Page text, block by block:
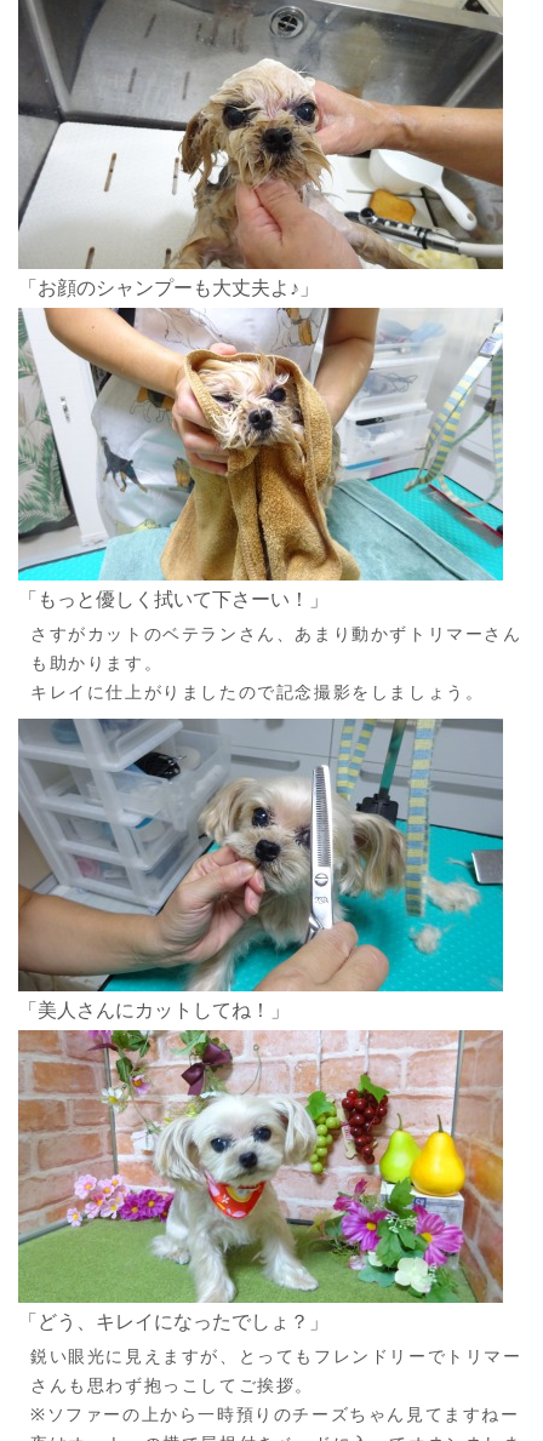
「お顔のシャンプーも大丈夫よ♪」
「もっと優しく拭いて下さーい！」
さすがカットのベテランさん、あまり動かずトリマーさん
も助かります。
キレイに仕上がりましたので記念撮影をしましょう。
「美人さんにカットしてね！」
「どう、キレイになったでしょ？」
鋭い眼光に見えますが、とってもフレンドリーでトリマー
さんも思わず抱っこしてご挨拶。
※ソファーの上から一時預りのチーズちゃん見てますねー